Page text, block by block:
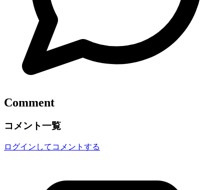
Comment
コメント一覧
ログインしてコメントする